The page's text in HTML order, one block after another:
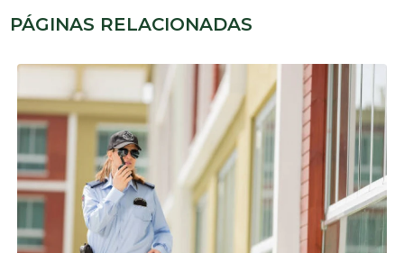
PÁGINAS RELACIONADAS